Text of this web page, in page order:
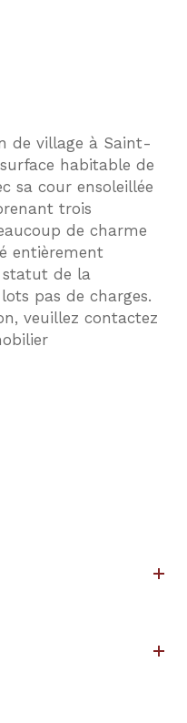
de village à Saint-
habitable de
sa cour ensoleillée
trois
de charme
entièrement
statut de la
pas de charges.
veuillez contactez